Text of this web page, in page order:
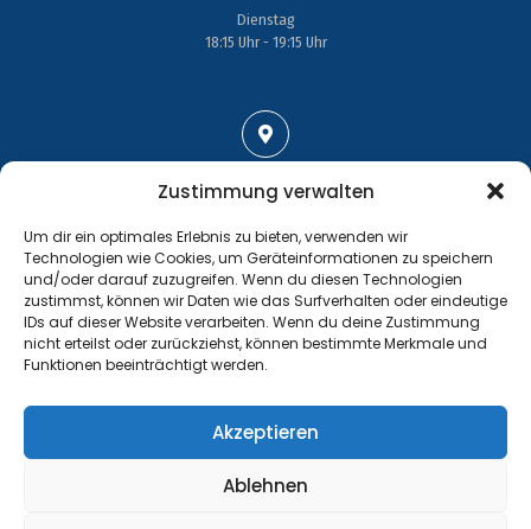
Zustimmung verwalten
Um dir ein optimales Erlebnis zu bieten, verwenden wir
Technologien wie Cookies, um Geräteinformationen zu speichern
und/oder darauf zuzugreifen. Wenn du diesen Technologien
zustimmst, können wir Daten wie das Surfverhalten oder eindeutige
IDs auf dieser Website verarbeiten. Wenn du deine Zustimmung
nicht erteilst oder zurückziehst, können bestimmte Merkmale und
Funktionen beeinträchtigt werden.
Akzeptieren
Ablehnen
Dienstag
18:15 Uhr - 19:15 Uhr
Großenhainer Straße 17
01689 Wein­böhla
Kontakt
Tel.: +49 35243 477267
info@handball-weinboehla.de